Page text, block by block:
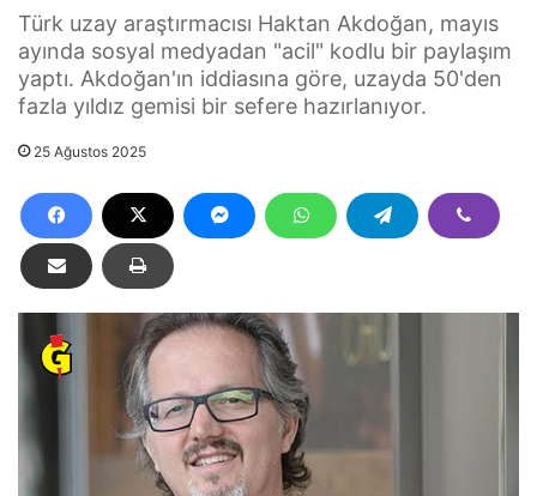
Türk uzay araştırmacısı Haktan Akdoğan, mayıs
ayında sosyal medyadan "acil" kodlu bir paylaşım
yaptı. Akdoğan'ın iddiasına göre, uzayda 50'den
fazla yıldız gemisi bir sefere hazırlanıyor.
25 Ağustos 2025